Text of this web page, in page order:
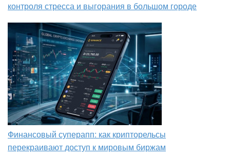
контроля стресса и выгорания в большом городе
Финансовый суперапп: как крипторельсы
перекраивают доступ к мировым биржам